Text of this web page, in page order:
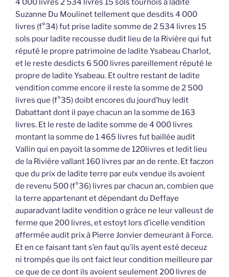
4 000 livres 2 534 livres 15 sols tournois à ladite
Suzanne Du Moulinet tellement que desdits 4 000
livres (f°34) fut prise ladite somme de 2 534 livres 15
sols pour ladite recousse dudit lieu de la Rivière qui fut
réputé le propre patrimoine de ladite Ysabeau Charlot,
et le reste desdicts 6 500 livres pareillement réputé le
propre de ladite Ysabeau. Et oultre restant de ladite
vendition comme encore il reste la somme de 2 500
livres que (f°35) doibt encores du jourd’huy ledit
Dabattant dont il paye chacun an la somme de 163
livres. Et le reste de ladite somme de 4 000 livres
montant la somme de 1 465 livres fut baillée audit
Vallin qui en payoit la somme de 120livres et ledit lieu
de la Rivière vallant 160 livres par an de rente. Et faczon
que du prix de ladite terre par eulx vendue ils avoient
de revenu 500 (f°36) livres par chacun an, combien que
la terre appartenant et dépendant du Deffaye
auparadvant ladite vendition o grâce ne leur valleust de
ferme que 200 livres, et estoyt lors d’icelle vendition
affermée audit prix à Pierre Jonvier demeurant à Force.
Et en ce faisant tant s’en faut qu’ils ayent esté deceuz
ni trompés que ils ont faict leur condition meilleure par
ce que de ce dont ils avoient seulement 200 livres de